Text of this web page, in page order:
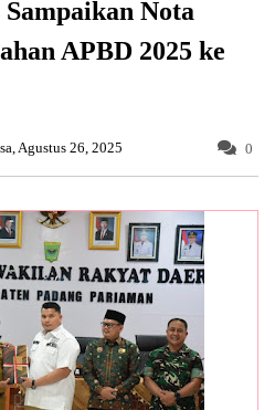
Nota
APBD 2025 ke
Agustus 26, 2025 0